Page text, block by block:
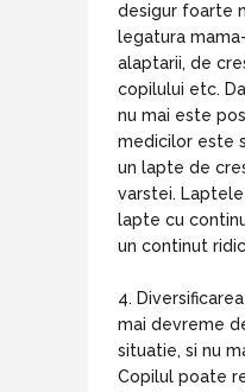
desigur foarte
legatura
alaptarii, de
copilului etc.
nu mai este
medicilor este
un lapte de
varstei.
lapte cu
un continut
4.
mai devreme
situatie, si nu
Copilul poate